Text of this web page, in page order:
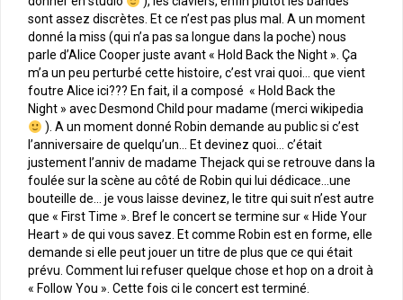
sont assez discrètes. Et ce n’est pas plus mal. A un moment
donné la miss (qui n’a pas sa longue dans la poche) nous
parle d’Alice Cooper juste avant « Hold Back the Night ». Ça
m’a un peu perturbé cette histoire, c’est vrai quoi… que vient
foutre Alice ici??? En fait, il a composé « Hold Back the
Night » avec Desmond Child pour madame (merci wikipedia
). A un moment donné Robin demande au public si c’est
l’anniversaire de quelqu’un… Et devinez quoi… c’était
justement l’anniv de madame Thejack qui se retrouve dans la
foulée sur la scène au côté de Robin qui lui dédicace…une
bouteille de… je vous laisse devinez, le titre qui suit n’est autre
que « First Time ». Bref le concert se termine sur « Hide Your
Heart » de qui vous savez. Et comme Robin est en forme, elle
demande si elle peut jouer un titre de plus que ce qui était
prévu. Comment lui refuser quelque chose et hop on a droit à
« Follow You ». Cette fois ci le concert est terminé.